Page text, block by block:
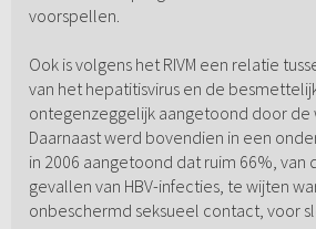
voorspellen.
Ook is volgens het RIVM een relatie
van het hepatitisvirus en de
ontegenzeggelijk aangetoond door de
Daarnaast werd bovendien in een
in 2006 aangetoond dat ruim 66%, van
gevallen van HBV-infecties, te wijten
onbeschermd seksueel contact, voor